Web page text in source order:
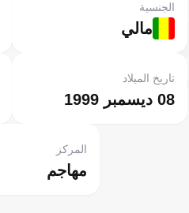
مالي
الجنسية
08 ديسمبر 1999
تاريخ الميلاد
مهاجم
المركز